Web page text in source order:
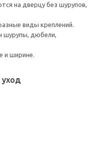
на дверцу без шурупов,
виды креплений.
шурупы, дюбели,
и ширине.